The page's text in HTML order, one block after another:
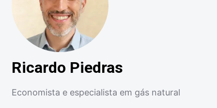
Ricardo Piedras
Economista e especialista em gás natural